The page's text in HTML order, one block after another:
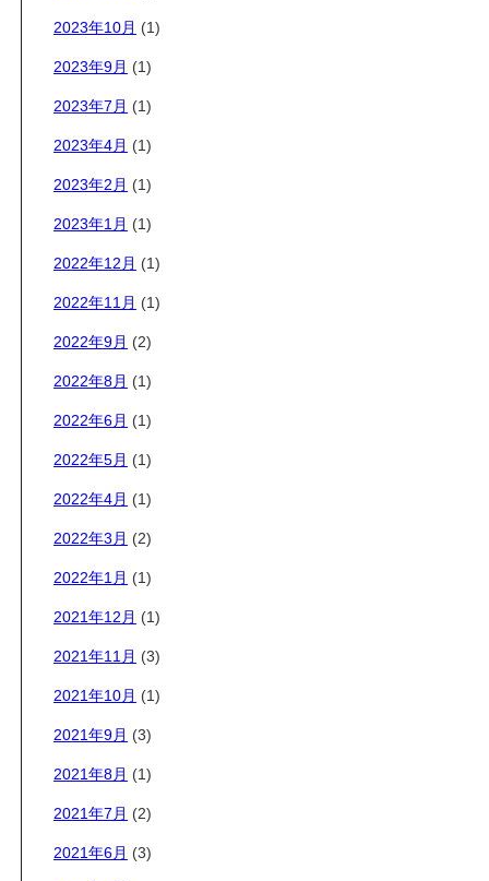
2023年10月 (1)
2023年9月 (1)
2023年7月 (1)
2023年4月 (1)
2023年2月 (1)
2023年1月 (1)
2022年12月 (1)
2022年11月 (1)
2022年9月 (2)
2022年8月 (1)
2022年6月 (1)
2022年5月 (1)
2022年4月 (1)
2022年3月 (2)
2022年1月 (1)
2021年12月 (1)
2021年11月 (3)
2021年10月 (1)
2021年9月 (3)
2021年8月 (1)
2021年7月 (2)
2021年6月 (3)